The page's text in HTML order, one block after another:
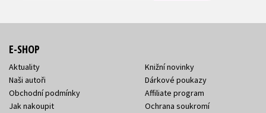
E-SHOP
Aktuality
Naši autoři
Obchodní podmínky
Jak nakoupit
Knižní novinky
Dárkové poukazy
Affiliate program
Ochrana soukromí